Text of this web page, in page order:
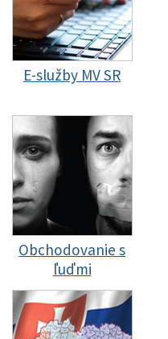
E-služby MV SR
Obchodovanie s
ľuďmi